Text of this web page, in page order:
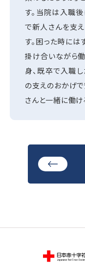
す。当院は入職
で新人さんを支
す。困った時には
掛け合いながら
身、既卒で入職
の支えのおかげで
さんと一緒に働け